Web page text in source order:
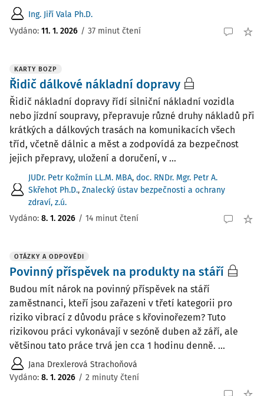
Ing. Jiří Vala Ph.D.
Vydáno: 11. 1. 2026 / 37 minut čtení
KARTY BOZP
Řidič dálkové nákladní dopravy
Řidič nákladní dopravy řídí silniční nákladní vozidla
nebo jízdní soupravy, přepravuje různé druhy nákladů při
krátkých a dálkových trasách na komunikacích všech
tříd, včetně dálnic a měst a zodpovídá za bezpečnost
jejich přepravy, uložení a doručení, v ...
JUDr. Petr Kožmín LL.M. MBA, doc. RNDr. Mgr. Petr A.
Skřehot Ph.D., Znalecký ústav bezpečnosti a ochrany
zdraví, z.ú.
Vydáno: 8. 1. 2026 / 14 minut čtení
OTÁZKY A ODPOVĚDI
Povinný příspěvek na produkty na stáří
Budou mít nárok na povinný příspěvek na stáří
zaměstnanci, kteří jsou zařazeni v třetí kategorii pro
riziko vibrací z důvodu práce s křovinořezem? Tuto
rizikovou práci vykonávají v sezóně duben až září, ale
většinou tato práce trvá jen cca 1 hodinu denně. ...
Jana Drexlerová Strachoňová
Vydáno: 8. 1. 2026 / 2 minuty čtení